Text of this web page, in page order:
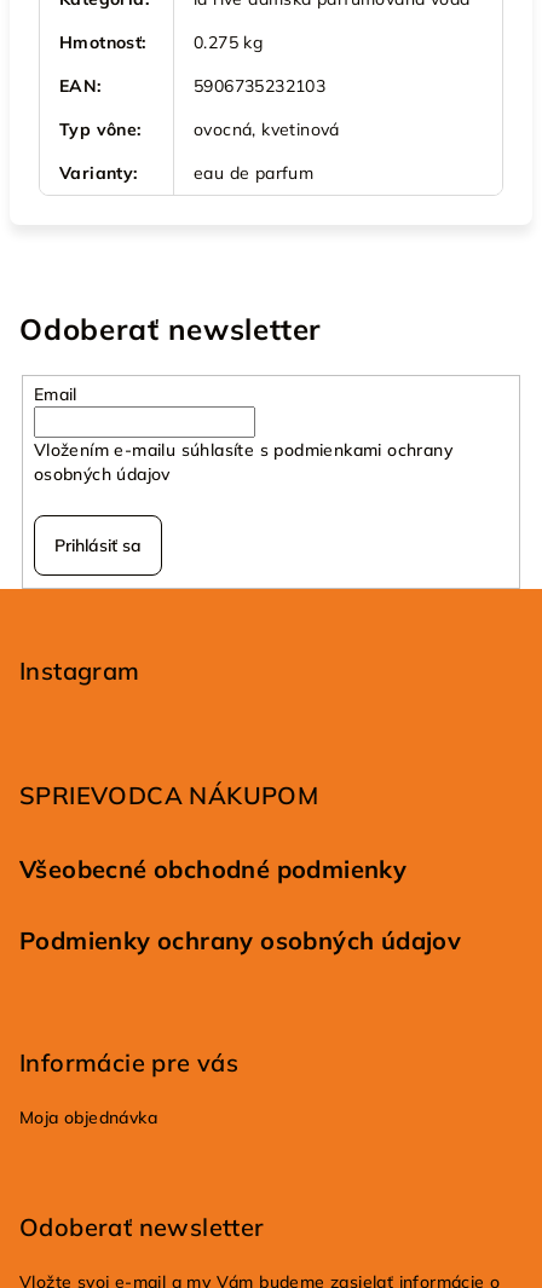
Hmotnosť:
0.275 kg
EAN:
5906735232103
Typ vône:
ovocná, kvetinová
Varianty: eau de parfum
Odoberať newsletter
Email
Vložením e-mailu súhlasíte s podmienkami ochrany
osobných údajov
Prihlásiť sa
Instagram
SPRIEVODCA NÁKUPOM
Všeobecné obchodné podmienky
Podmienky ochrany osobných údajov
Informácie pre vás
Moja objednávka
Odoberať newsletter
Vložte svoj e-mail a my Vám budeme zasielať informácie o